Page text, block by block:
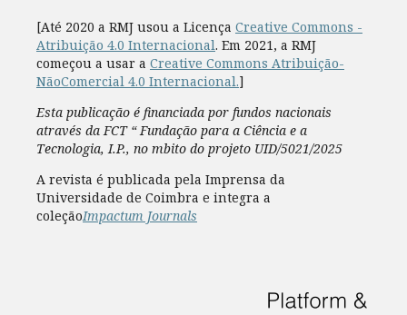
[Até 2020 a RMJ usou a Licença Creative Commons -
Atribuição 4.0 Internacional. Em 2021, a RMJ
começou a usar a Creative Commons Atribuição-
NãoComercial 4.0 Internacional.]
Esta publicação é financiada por fundos nacionais
através da FCT “ Fundação para a Ciência e a
Tecnologia, I.P., no mbito do projeto UID/5021/2025
A revista é publicada pela Imprensa da
Universidade de Coimbra e integra a
coleçãoImpactum Journals